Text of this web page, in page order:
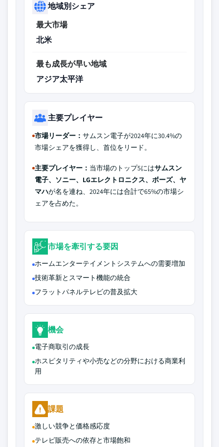
地域別シェア
最大市場
北米
最も成長が早い地域
アジア太平洋
主要プレイヤー
市場リーダー： サムスン電子が2024年に30.4%の
市場シェアを獲得し、首位をリード。
主要プレイヤー： 当市場のトップ5にはサムスン
電子、ソニー、LGエレクトロニクス、ボーズ、ヤ
マハが名を連ね、2024年には合計で65%の市場シ
ェアを占めた。
市場を牽引する要因
ホームエンターテイメントシステムへの需要増加
技術革新とスマート機能の統合
フラットパネルテレビの普及拡大
機会
電子商取引の成長
ホスピタリティや小売などの分野における商業利
用
課題
激しい競争と価格感応度
テレビ販売への依存と市場飽和